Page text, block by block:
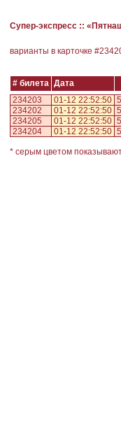
Супер-экспресс ::
варианты в карточке #
# билета Дата
234203
01-12 22:52:50
234202
01-12 22:52:50
234205
01-12 22:52:50
234204
01-12 22:52:50
* серым цветом